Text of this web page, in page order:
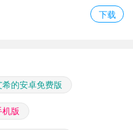
下载
希的安卓免费版
机版